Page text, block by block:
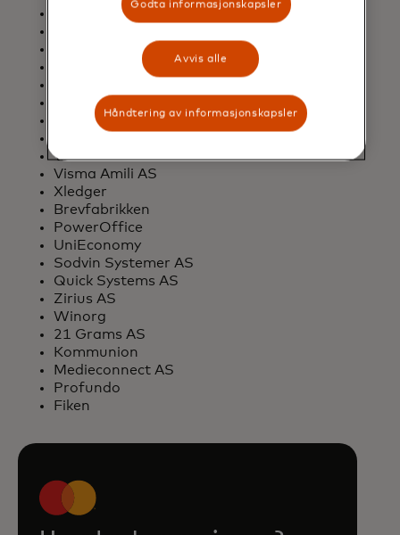
Visma Business
Visma Contracting
Visma Mamut
Visma.net Financials
Visma Enterprise
Visma DI
Visma Amili AS ​
Xledger
Brevfabrikken
PowerOffice
UniEconomy​​
Sodvin Systemer AS
Quick Systems AS
Zirius AS
Winorg
21 Grams AS​​
​Kommunion
Medieconnect AS
Profundo
Fiken
Godta informasjonskapsler
Avvis alle
Håndtering av informasjonskapsler